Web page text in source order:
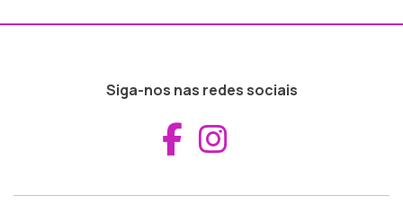
Siga-nos nas redes sociais
Aceder ao